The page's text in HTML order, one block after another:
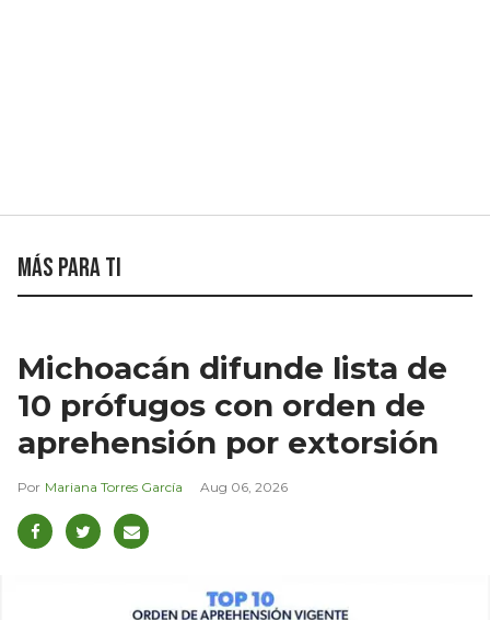
Más para ti
Michoacán difunde lista de
10 prófugos con orden de
aprehensión por extorsión
Mariana Torres García Aug 06, 2026